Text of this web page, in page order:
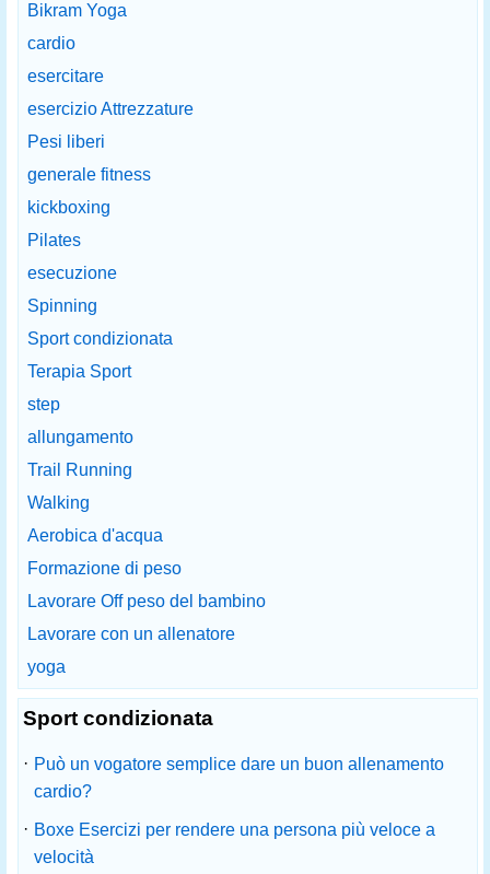
Bikram Yoga
cardio
esercitare
esercizio Attrezzature
Pesi liberi
generale fitness
kickboxing
Pilates
esecuzione
Spinning
Sport condizionata
Terapia Sport
step
allungamento
Trail Running
Walking
Aerobica d'acqua
Formazione di peso
Lavorare Off peso del bambino
Lavorare con un allenatore
yoga
Sport condizionata
· Può un vogatore semplice dare un buon allenamento
cardio?
· Boxe Esercizi per rendere una persona più veloce a
velocità